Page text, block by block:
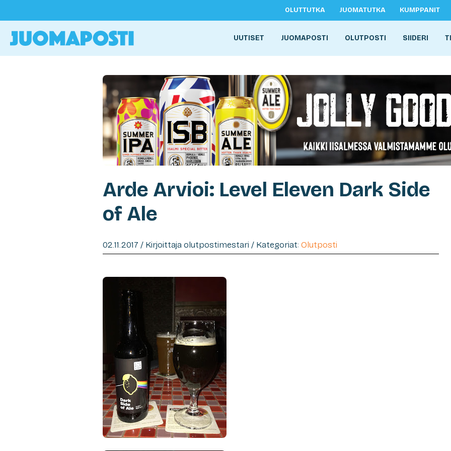
OLUTTUTKA JUOMATUTKA KUMPPANIT
UUTISET JUOMAPOSTI OLUTPOSTI SIIDERI
Arde Arvioi: Level Eleven Dark Side
of Ale
02.11.2017 / Kirjoittaja olutpostimestari / Kategoriat: Olutposti